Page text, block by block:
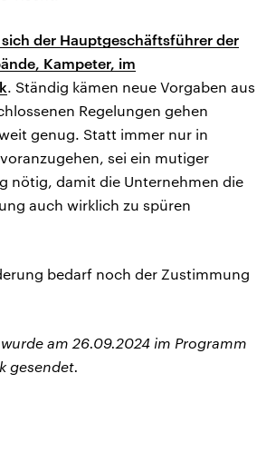
der Hauptgeschäftsführer der
Kampeter, im
. Ständig kämen neue Vorgaben aus
Regelungen gehen
genug. Statt immer nur in
sei ein mutiger
nötig, damit die Unternehmen die
auch wirklich zu spüren
bedarf noch der Zustimmung
am 26.09.2024 im Programm
gesendet.